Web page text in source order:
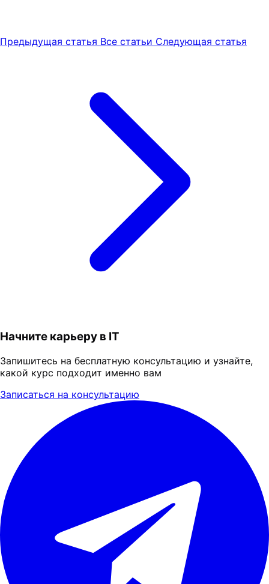
Предыдущая статья Все статьи Следующая статья
Начните карьеру в IT
Запишитесь на бесплатную консультацию и узнайте,
какой курс подходит именно вам
Записаться на консультацию